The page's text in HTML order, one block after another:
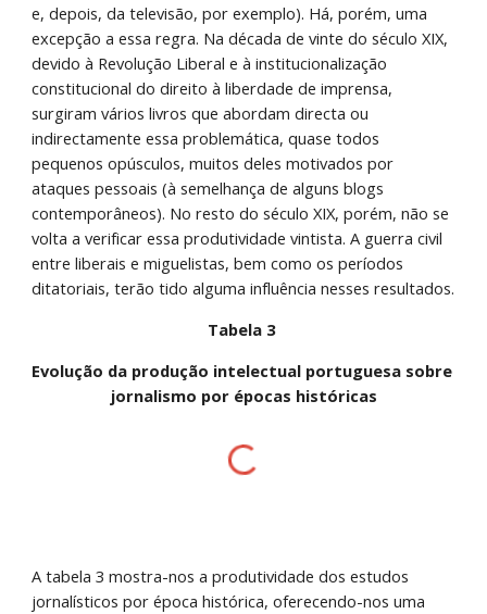
e, depois, da televisão, por exemplo). Há, porém, uma
excepção a essa regra. Na década de vinte do século XIX,
devido à Revolução Liberal e à institucionalização
constitucional do direito à liberdade de imprensa,
surgiram vários livros que abordam directa ou
indirectamente essa problemática, quase todos
pequenos opúsculos, muitos deles motivados por
ataques pessoais (à semelhança de alguns blogs
contemporâneos). No resto do século XIX, porém, não se
volta a verificar essa produtividade vintista. A guerra civil
entre liberais e miguelistas, bem como os períodos
Tabela 3
Evolução da produção intelectual portuguesa sobre
jornalismo por épocas históricas
A tabela 3 mostra-nos a produtividade dos estudos
jornalísticos por época histórica, oferecendo-nos uma